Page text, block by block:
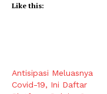
Like this:
Antisipasi Meluasnya
Covid-19, Ini Daftar